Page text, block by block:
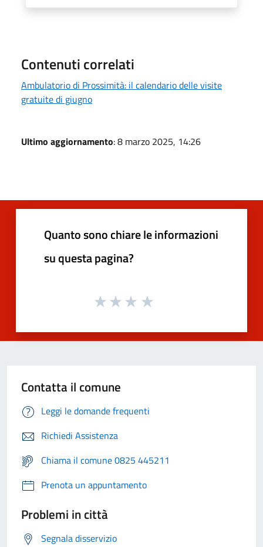
Contenuti correlati
Ambulatorio di Prossimità: il calendario delle visite
gratuite di giugno
Ultimo aggiornamento: 8 marzo 2025, 14:26
Quanto sono chiare le informazioni
su questa pagina?
Contatta il comune
Leggi le domande frequenti
Richiedi Assistenza
Chiama il comune 0825 445211
Prenota un appuntamento
Problemi in città
Segnala disservizio